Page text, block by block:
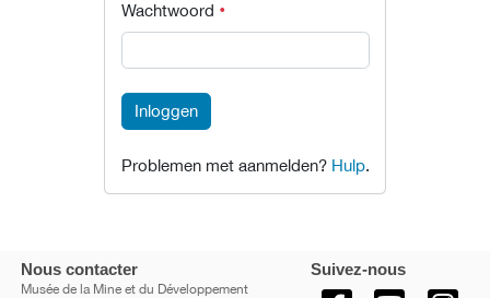
Wachtwoord
Inloggen
Problemen met aanmelden? Hulp.
Nous contacter
Musée de la Mine et du Développement
Suivez-nous